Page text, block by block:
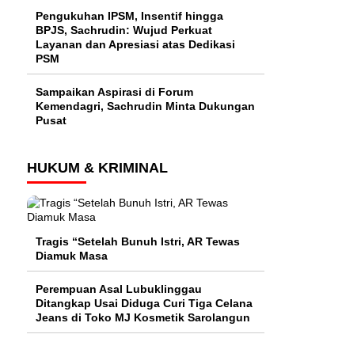
Pengukuhan IPSM, Insentif hingga
BPJS, Sachrudin: Wujud Perkuat
Layanan dan Apresiasi atas Dedikasi
PSM
Sampaikan Aspirasi di Forum
Kemendagri, Sachrudin Minta Dukungan
Pusat
HUKUM & KRIMINAL
Tragis “Setelah Bunuh Istri, AR Tewas
Diamuk Masa
Perempuan Asal Lubuklinggau
Ditangkap Usai Diduga Curi Tiga Celana
Jeans di Toko MJ Kosmetik Sarolangun